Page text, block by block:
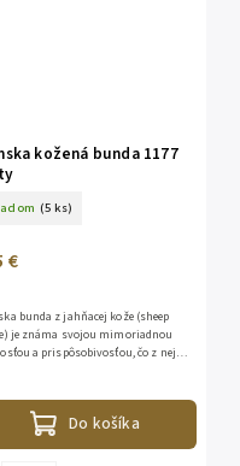
kožená bunda 1177
(5 ks)
€
Do košíka
bunda z jahňacej kože (sheep
je známa svojou mimoriadnou
a prispôsobivosťou, čo z nej